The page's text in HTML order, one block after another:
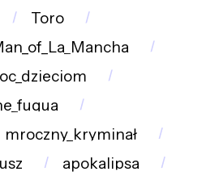
Toro
mroczny_kryminał
apokalipsa